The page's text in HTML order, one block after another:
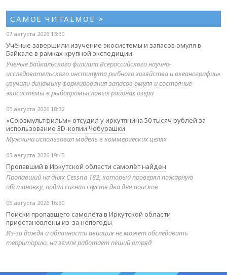
САМОЕ ЧИТАЕМОЕ >
07 августа 2026 13:30
Учёные завершили изучение экосистемы и запасов омуля в
Байкале в рамках крупной экспедиции
Учёные Байкальского филиала Всероссийского научно-
исследовательского института рыбного хозяйства и океанографии»
изучили динамику формирования запасов омуля и состояние
экосистемы в рыбопромысловых районах озера
05 августа 2026 18:32
«Союзмультфильм» отсудил у иркутянина 50 тысяч рублей за
использование 3D-копии Чебурашки
Мужчина использовал модель в коммерческих целях
05 августа 2026 19:45
Пропавший в Иркутской области самолёт найден
Пропавший на днях Cessna 182, который проверял пожарную
обстановку, подал сигнал спустя два дня поисков
05 августа 2026 16:30
Поиски пропавшего самолёта в Иркутской области
приостановлены из-за непогоды
Из-за дождя и облачности авиация не может обследовать
территорию, на земле работает пеший отряд